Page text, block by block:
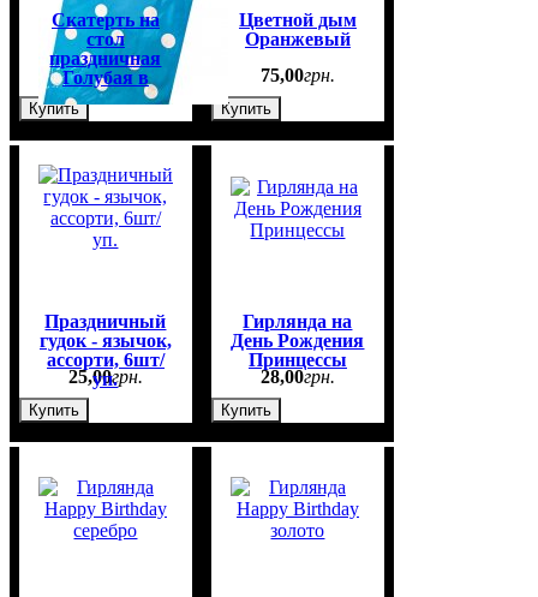
Скатерть на
стол
праздничная
Голубая в
горохи
45,00грн.
Купить
Цветной дым
Оранжевый
75,00грн.
Купить
Праздничный
гудок - язычок,
ассорти, 6шт/
уп.
25,00грн.
Купить
Гирлянда на
День Рождения
Принцессы
28,00грн.
Купить